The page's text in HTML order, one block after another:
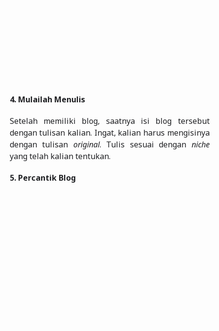
4. Mulailah Menulis
Setelah memiliki blog, saatnya isi blog tersebut
dengan tulisan kalian. Ingat, kalian harus mengisinya
dengan tulisan original. Tulis sesuai dengan niche
yang telah kalian tentukan.
5. Percantik Blog